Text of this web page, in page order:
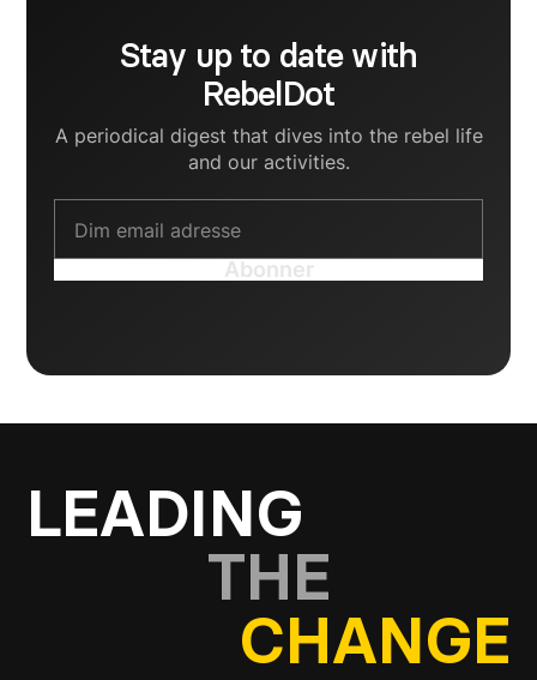
Stay up to date with
RebelDot
A periodical digest that dives into the rebel life
and our activities.
LEADING
THE
CHANGE